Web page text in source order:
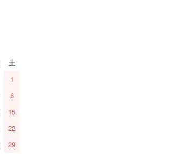
土
1
8
15
22
29